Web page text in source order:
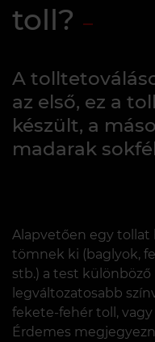
toll?
A
az első, ez a
készült, a
madarak
Alapvetően egy tollat
tömnek ki (baglyok,
stb.) a test különböző
legváltozatosabb
fekete-fehér toll,
Érdemes